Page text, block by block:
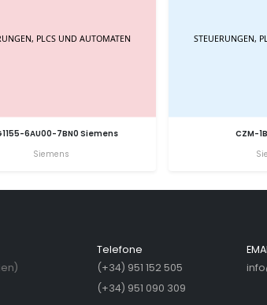
6AU00-7BN0 Siemens
Siemens
CZM-
Telefone
(+34) 951 152 505
(+34) 951 090 309